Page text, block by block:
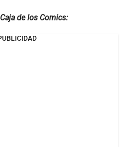
de los Comics: